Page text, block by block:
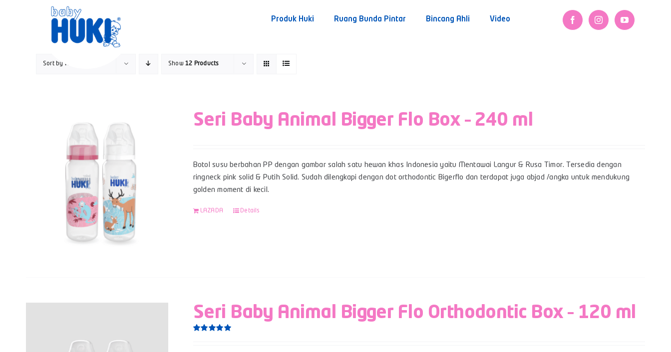
Produk Huki Ruang Bunda Pintar Bincang Ahli Video
Sort by Name Show12 Products
Seri Baby Animal Bigger Flo Box – 240 ml
Botol susu berbahan PP dengan gambar salah satu hewan khas Indonesia yaitu Mentawai Langur & Rusa Timor. Tersedia dengan
ringneck pink solid & Putih Solid. Sudah dilengkapi dengan dot orthodontic Bigerflo dan terdapat juga abjad /angka untuk mendukung
golden moment di kecil.
LAZADA Details
Seri Baby Animal Bigger Flo Orthodontic Box – 120 ml